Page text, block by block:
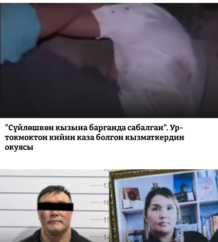
"Сүйлөшкөн кызына барганда сабалган". Ур-
токмоктон кийин каза болгон кызматкердин
окуясы